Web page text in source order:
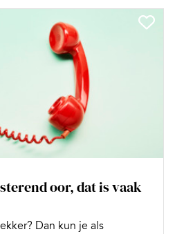
oor, dat is vaak
Dan kun je als